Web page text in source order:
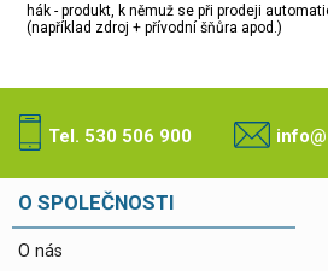
hák - produkt, k němuž se při prodeji
(například zdroj + přívodní šňůra apod.)
Tel. 530 506 900
O SPOLEČNOSTI
O nás